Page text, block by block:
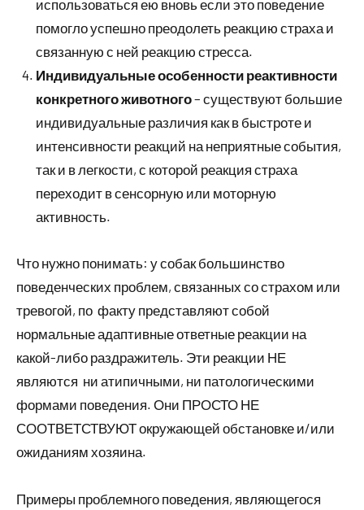
использоваться ею вновь если это поведение
помогло успешно преодолеть реакцию страха и
связанную с ней реакцию стресса.
Индивидуальные особенности реактивности
конкретного животного– существуют большие
индивидуальные различия как в быстроте и
интенсивности реакций на неприятные события,
так и в легкости, с которой реакция страха
переходит в сенсорную или моторную
активность.
Что нужно понимать: у собак большинство
поведенческих проблем, связанных со страхом или
тревогой, по факту представляют собой
нормальные адаптивные ответные реакции на
какой-либо раздражитель. Эти реакции НЕ
являются ни атипичными, ни патологическими
формами поведения. Они ПРОСТО НЕ
СООТВЕТСТВУЮТ окружающей обстановке и/или
ожиданиям хозяина.
Примеры проблемного поведения, являющегося